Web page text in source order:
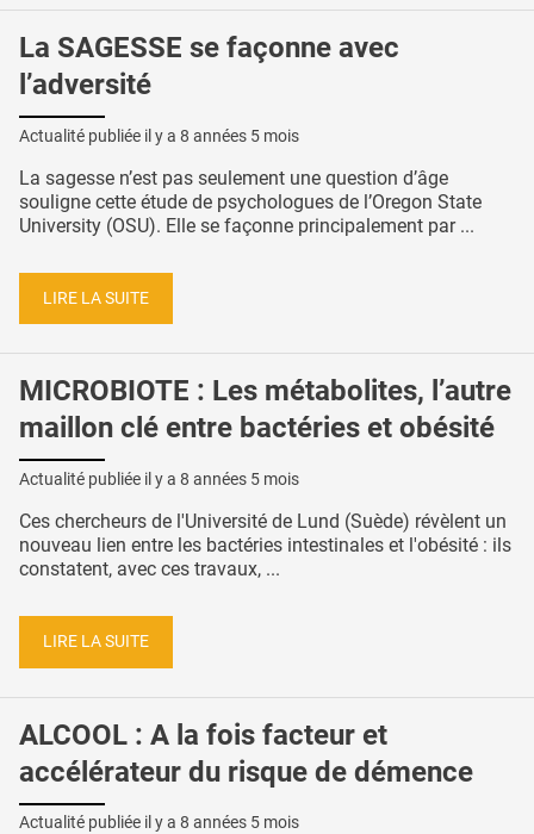
La SAGESSE se façonne avec
l’adversité
Actualité publiée il y a 8 années 5 mois
La sagesse n’est pas seulement une question d’âge
souligne cette étude de psychologues de l’Oregon State
University (OSU). Elle se façonne principalement par ...
LIRE LA SUITE
MICROBIOTE : Les métabolites, l’autre
maillon clé entre bactéries et obésité
Actualité publiée il y a 8 années 5 mois
Ces chercheurs de l'Université de Lund (Suède) révèlent un
nouveau lien entre les bactéries intestinales et l'obésité : ils
constatent, avec ces travaux, ...
LIRE LA SUITE
ALCOOL : A la fois facteur et
accélérateur du risque de démence
Actualité publiée il y a 8 années 5 mois